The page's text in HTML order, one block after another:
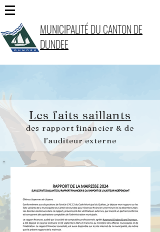
MUNICIPALITÉ DU CANTON DE
DUNDEE
Les faits saillants
des rapport financier & de
l’auditeur externe